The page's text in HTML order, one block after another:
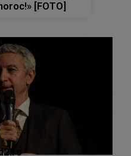
[FOTO]